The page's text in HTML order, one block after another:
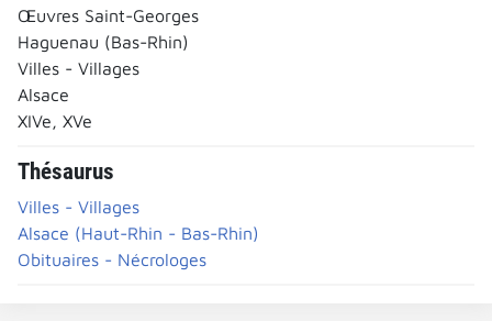
Œuvres Saint-Georges
Haguenau (Bas-Rhin)
Villes - Villages
Alsace
XIVe, XVe
Thésaurus
Villes - Villages
Alsace (Haut-Rhin - Bas-Rhin)
Obituaires - Nécrologes